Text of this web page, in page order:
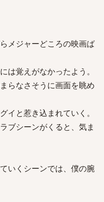
メジャーどころの映画ば
は覚えがなかったよう。
らなさそうに画面を眺め
イと惹き込まれていく。
ブシーンがくると、気ま
いくシーンでは、僕の腕